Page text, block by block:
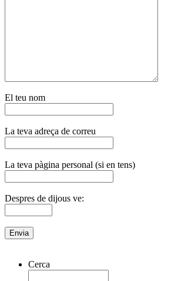
El teu nom
La teva adreça de correu
La teva pàgina personal (si en tens)
Despres de dijous ve:
Cerca